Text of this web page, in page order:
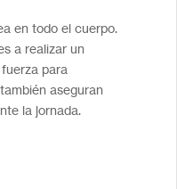
en todo el cuerpo.
a realizar un
para
aseguran
la jornada.